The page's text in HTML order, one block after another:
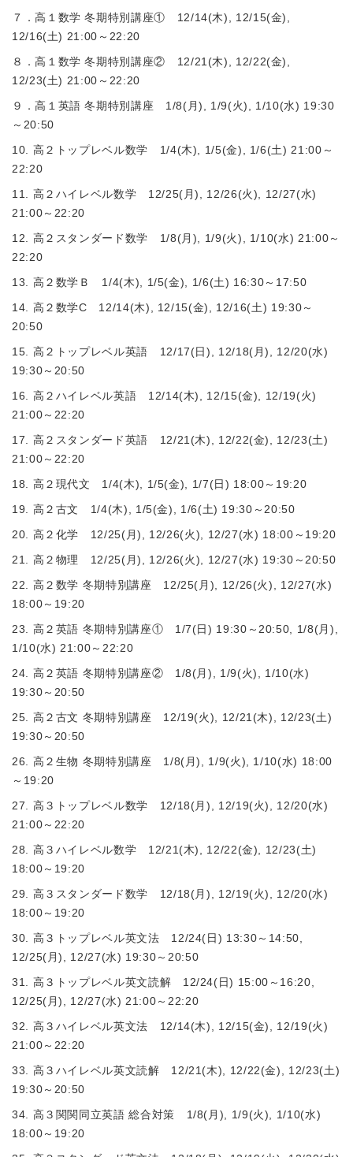
７．高１数学 冬期特別講座① 12/14(木), 12/15(金),
12/16(土) 21:00～22:20
８．高１数学 冬期特別講座② 12/21(木), 12/22(金),
12/23(土) 21:00～22:20
９．高１英語 冬期特別講座 1/8(月), 1/9(火), 1/10(水) 19:30
～20:50
10. 高２トップレベル数学 1/4(木), 1/5(金), 1/6(土) 21:00～
22:20
11. 高２ハイレベル数学 12/25(月), 12/26(火), 12/27(水)
21:00～22:20
12. 高２スタンダード数学 1/8(月), 1/9(火), 1/10(水) 21:00～
22:20
13. 高２数学Ｂ 1/4(木), 1/5(金), 1/6(土) 16:30～17:50
14. 高２数学C 12/14(木), 12/15(金), 12/16(土) 19:30～
20:50
15. 高２トップレベル英語 12/17(日), 12/18(月), 12/20(水)
19:30～20:50
16. 高２ハイレベル英語 12/14(木), 12/15(金), 12/19(火)
21:00～22:20
17. 高２スタンダード英語 12/21(木), 12/22(金), 12/23(土)
21:00～22:20
18. 高２現代文 1/4(木), 1/5(金), 1/7(日) 18:00～19:20
19. 高２古文 1/4(木), 1/5(金), 1/6(土) 19:30～20:50
20. 高２化学 12/25(月), 12/26(火), 12/27(水) 18:00～19:20
21. 高２物理 12/25(月), 12/26(火), 12/27(水) 19:30～20:50
22. 高２数学 冬期特別講座 12/25(月), 12/26(火), 12/27(水)
18:00～19:20
23. 高２英語 冬期特別講座① 1/7(日) 19:30～20:50, 1/8(月),
1/10(水) 21:00～22:20
24. 高２英語 冬期特別講座② 1/8(月), 1/9(火), 1/10(水)
19:30～20:50
25. 高２古文 冬期特別講座 12/19(火), 12/21(木), 12/23(土)
19:30～20:50
26. 高２生物 冬期特別講座 1/8(月), 1/9(火), 1/10(水) 18:00
～19:20
27. 高３トップレベル数学 12/18(月), 12/19(火), 12/20(水)
21:00～22:20
28. 高３ハイレベル数学 12/21(木), 12/22(金), 12/23(土)
18:00～19:20
29. 高３スタンダード数学 12/18(月), 12/19(火), 12/20(水)
18:00～19:20
30. 高３トップレベル英文法 12/24(日) 13:30～14:50,
12/25(月), 12/27(水) 19:30～20:50
31. 高３トップレベル英文読解 12/24(日) 15:00～16:20,
12/25(月), 12/27(水) 21:00～22:20
32. 高３ハイレベル英文法 12/14(木), 12/15(金), 12/19(火)
21:00～22:20
33. 高３ハイレベル英文読解 12/21(木), 12/22(金), 12/23(土)
19:30～20:50
34. 高３関関同立英語 総合対策 1/8(月), 1/9(火), 1/10(水)
18:00～19:20